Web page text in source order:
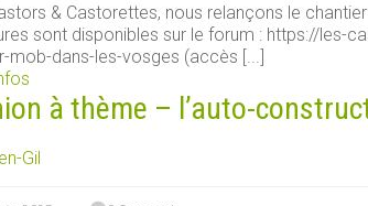
& Castorettes, nous relançons le
sont disponibles sur le forum : https://
mob-dans-les-vosges (accès [...]
à thème – l’auto-
Gil